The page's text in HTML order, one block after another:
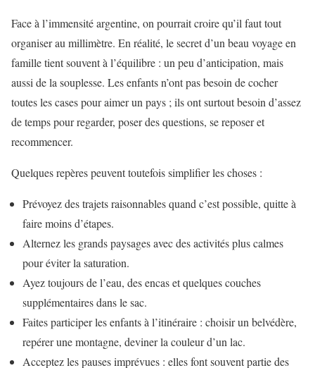
Face à l’immensité argentine, on pourrait croire qu’il faut tout
organiser au millimètre. En réalité, le secret d’un beau voyage en
famille tient souvent à l’équilibre : un peu d’anticipation, mais
aussi de la souplesse. Les enfants n’ont pas besoin de cocher
toutes les cases pour aimer un pays ; ils ont surtout besoin d’assez
de temps pour regarder, poser des questions, se reposer et
recommencer.
Quelques repères peuvent toutefois simplifier les choses :
Prévoyez des trajets raisonnables quand c’est possible, quitte à
faire moins d’étapes.
Alternez les grands paysages avec des activités plus calmes
pour éviter la saturation.
Ayez toujours de l’eau, des encas et quelques couches
supplémentaires dans le sac.
Faites participer les enfants à l’itinéraire : choisir un belvédère,
repérer une montagne, deviner la couleur d’un lac.
Acceptez les pauses imprévues : elles font souvent partie des